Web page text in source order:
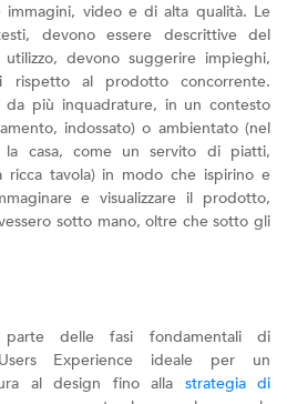
immagini, video e di alta qualità. Le
devono essere descrittive del
devono suggerire impieghi,
rispetto al prodotto concorrente.
più inquadrature, in un contesto
indossato) o ambientato (nel
casa, come un servito di piatti,
ricca tavola) in modo che ispirino e
e visualizzare il prodotto,
sotto mano, oltre che sotto gli
delle fasi fondamentali di
Experience ideale per un
al design fino alla strategia di